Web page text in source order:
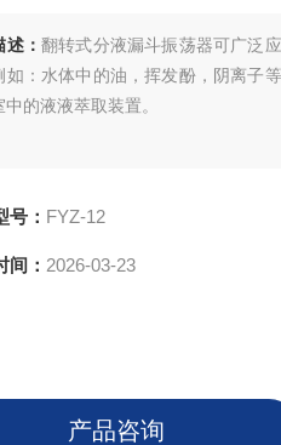
： 翻转式分液漏斗振荡器可广泛
如：水体中的油，挥发酚，阴离子
中的液液萃取装置。
号： FYZ-12
间： 2026-03-23
产品咨询